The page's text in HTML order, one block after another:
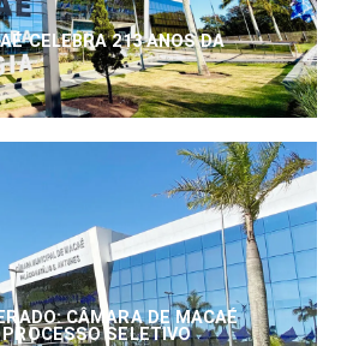
CELEBRA 213 ANOS DA
CÂMARA DE MACAÉ
SELETIVO